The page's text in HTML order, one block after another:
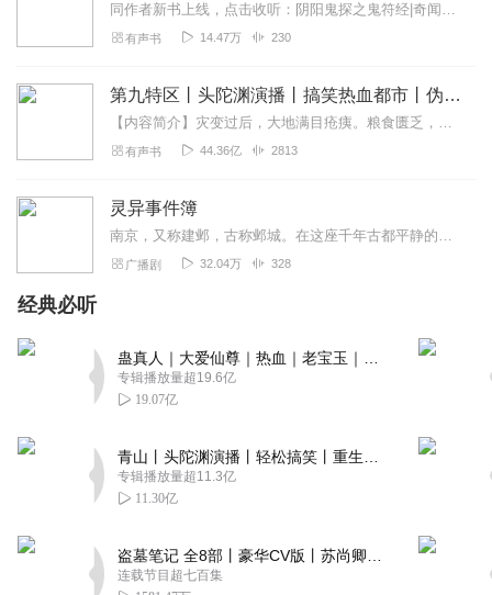
同作者新书上线，点击收听：阴阳鬼探之鬼符经|奇闻诡谈|秋风寒【编辑推荐】无论是在天上、地下或是水中，都有神灵，而世间万物却并不完全听命于这些神灵。灵异事件簿，专...
有声书 14.47万 230
第九特区丨头陀渊演播丨搞笑热血都市丨伪戒丨VIP免费多人有声剧
【内容简介】灾变过后，大地满目疮痍。粮食匮乏，资源紧俏，局势混乱……一位从待规划区杀出来的青年，背对着漫天黄沙，孤身来到九区谋生，却不曾想偶然结识三五好友，一念...
有声书 44.36亿 2813
灵异事件簿
南京，又称建邺，古称邺城。在这座千年古都平静的外表下，实则暗地里潜藏着巨大的危机，这是一起由宗教引发的阴谋。邺城晚报知名记者高觉，凭借着其多年的职业特殊性以及出...
广播剧 32.04万 328
经典必听
专辑播放量超19.6亿
19.07亿
专辑播放量超11.3亿
11.30亿
连载节目超七百集